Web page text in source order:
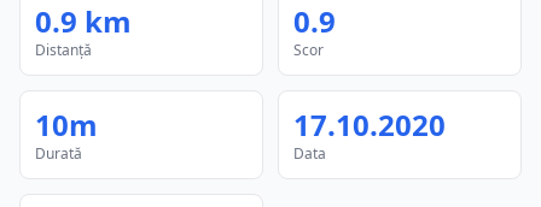
0.9 km
Distanță
0.9
Scor
10m
Durată
17.10.2020
Data